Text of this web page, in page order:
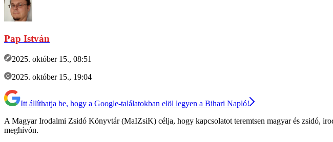
Pap István
2025. október 15., 08:51
2025. október 15., 19:04
Itt állíthatja be, hogy a Google-találatokban elöl legyen a Bihari Napló!
A Magyar Irodalmi Zsidó Könyvtár (MaIZsiK) célja, hogy kapcsolatot teremtsen magyar és zsidó,
meghívón.